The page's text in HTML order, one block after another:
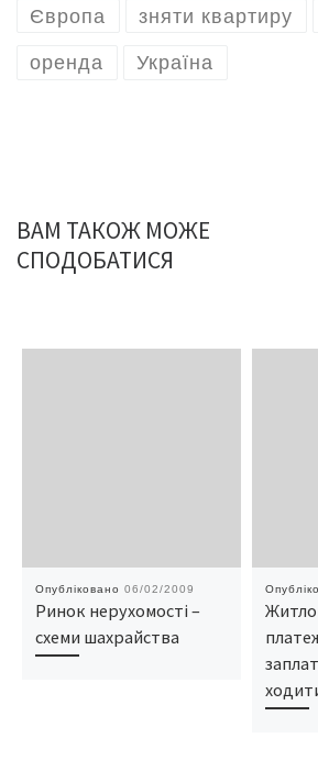
Європа зняти квартиру
оренда Україна
ВАМ ТАКОЖ МОЖЕ
СПОДОБАТИСЯ
Опубліковано 06/02/2009
Ринок нерухомості –
схеми шахрайства